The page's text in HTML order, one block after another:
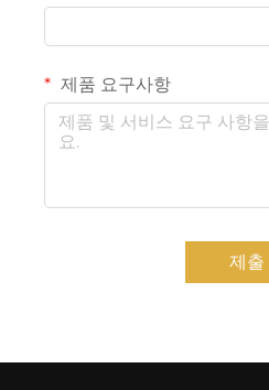
제품 요구사항
제출